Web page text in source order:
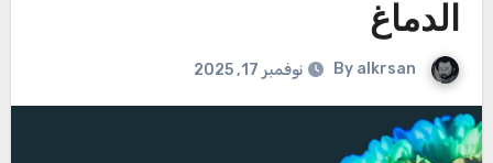
الدماغ
By alkrsan نوفمبر 17, 2025